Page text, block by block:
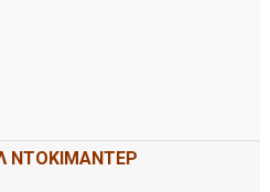
ΝΤΟΚΙΜΑΝΤΕΡ